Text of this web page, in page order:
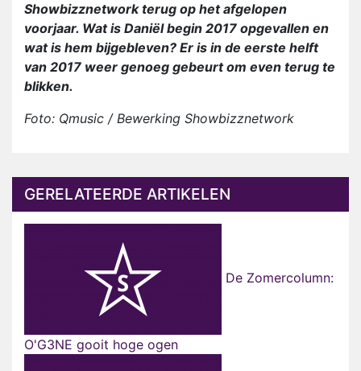
Showbizznetwork terug op het afgelopen
voorjaar. Wat is Daniël begin 2017 opgevallen en
wat is hem bijgebleven? Er is in de eerste helft
van 2017 weer genoeg gebeurt om even terug te
blikken.
Foto: Qmusic / Bewerking Showbizznetwork
GERELATEERDE ARTIKELEN
De Zomercolumn:
O'G3NE gooit hoge ogen